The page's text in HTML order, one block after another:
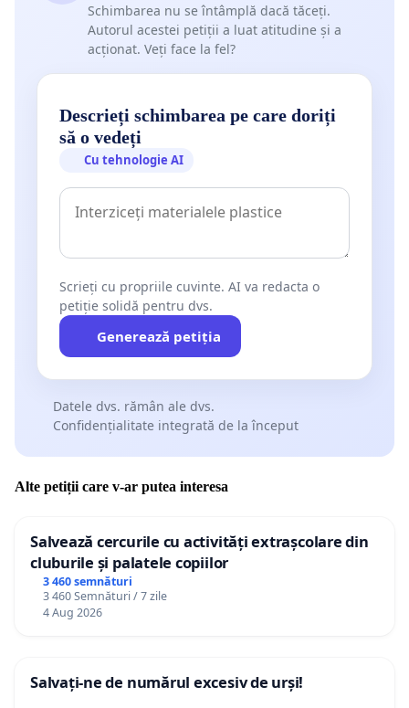
rândul cadrelor didactice, cauzează pierderi de
posturi și restrângeri de activitate.
SOLICITĂM MENȚINEREA TUTUROR SPORURILOR
NORMEI DE HRANĂ.
Contestăm prevederile proiectului Legii
salarizării din 25.05.2026 privind plafonarea
sporurilor la maximum 20% și eliminarea sau
Aceste măsuri reduc veniturile reale ale
personalului, afectează stabilitatea financiară a
personalului din învățământ, accentuează deficitul
de personal calificat în educație.
SOLICITĂM MENȚINEREA EFECTIVULUI MAXIM DE
25 ELEVI/CLASĂ
141/2025 privind majorarea efectivelor
elevi la clasă reduce calitatea actului educațional,
afectează educația centrată pe elev, limitează
incluziunea școlară și afectează grav predarea
limbilor moderne, bazată pe interacțiune și
SOLICITĂM RESPECTAREA RECOMANDĂRII
Schimbarea nu se întâmplă dacă tăceți.
Autorul acestei petiții a luat atitudine și a
acționat. Veți face la fel?
Descrieți schimbarea pe care doriți
să o vedeți
Cu tehnologie AI
Scrieți cu propriile cuvinte. AI va redacta o
petiție solidă pentru dvs.
Generează petiția
Datele dvs. rămân ale dvs.
Confidențialitate integrată de la început
Alte petiții care v-ar putea interesa
Salvează cercurile cu activități extrașcolare din
cluburile și palatele copiilor
3 460 semnături
3 460 Semnături / 7 zile
4 Aug 2026
Salvați-ne de numărul excesiv de urși!